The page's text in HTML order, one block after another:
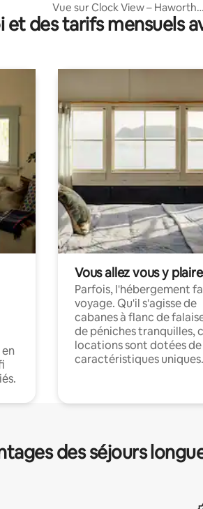
Vue sur Clock View – Haworth
Appartements du quartier des
des tarifs mensuels
Vous allez vous y plaire
Parfois, l'hébergement
voyage. Qu'il s'agisse de
cabanes à flanc de
de péniches tranquilles,
locations sont dotées de
caractéristiques uniques.
des séjours